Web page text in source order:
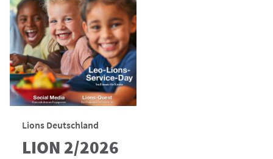
Lions Deutschland
LION 2/2026